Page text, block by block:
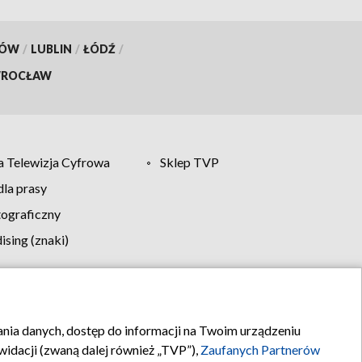
/ LUBLIN / ŁÓDŹ /
Telewizja Cyfrowa
Sklep TVP
prasy
(znaki)
Kontakt
danych, dostęp do informacji na Twoim urządzeniu
(zwaną dalej również „TVP”), Zaufanych Partnerów